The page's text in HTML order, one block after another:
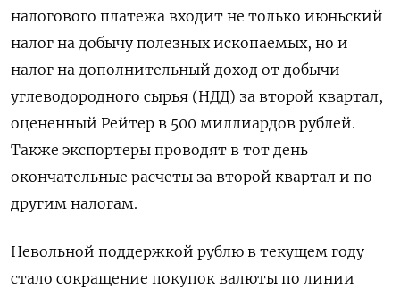
налогового платежа входит не только июньский
налог на добычу полезных ископаемых, но и
налог на дополнительный доход от добычи
углеводородного сырья (НДД) за второй квартал,
оцененный Рейтер в 500 миллиардов рублей.
Также экспортеры проводят в тот день
окончательные расчеты за второй квартал и по
другим налогам.
Невольной поддержкой рублю в текущем году
стало сокращение покупок валюты по линии